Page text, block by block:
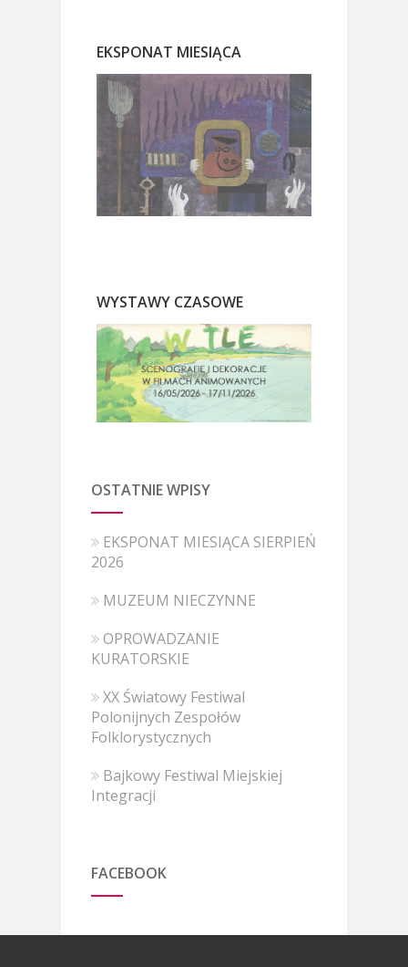
EKSPONAT MIESIĄCA
WYSTAWY CZASOWE
OSTATNIE WPISY
EKSPONAT MIESIĄCA SIERPIEŃ
2026
MUZEUM NIECZYNNE
OPROWADZANIE
KURATORSKIE
XX Światowy Festiwal
Polonijnych Zespołów
Folklorystycznych
Bajkowy Festiwal Miejskiej
Integracji
FACEBOOK